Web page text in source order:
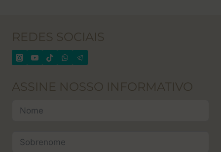
REDES SOCIAIS
ASSINE NOSSO INFORMATIVO